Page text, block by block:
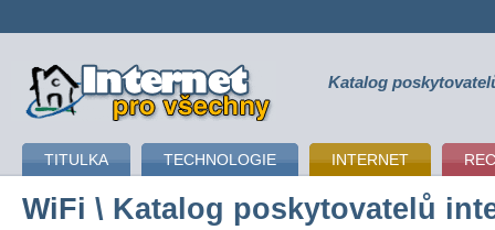
připojení k internetu Katalog
TITULKA TECHNOLOGIE INTERNET
WiFi \ Katalog poskytovatelů